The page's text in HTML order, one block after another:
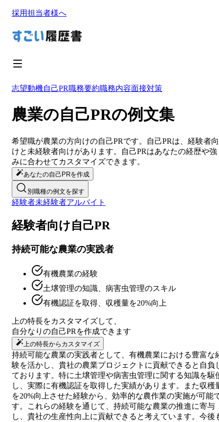
採用担当者様へ
志望動機自己PR職務要約職務内容面接対策
農業の自己PRの例文集
希望職が農業の方向けの自己PRです。 自己PRは、経験者向
けと未経験者向けがあります。
自己PRはあなたの経歴や強
みに合わせてカスタマイズできます。
あなたの自己PRを作成
別職種の例文を探す
経験者未経験者アルバイト
経験者向け自己PR
持続可能な農業の実践者
有機農業の経験
土壌管理の知識、病害虫管理のスキル
有機認証を取得、収穫量を20%向上
上の特長をカスタマイズして、
自分なりの自己PR を作成できます
上の特長からカスタマイズ
持続可能な農業の実践者として、有機農業における豊富な
験を活かし、貴社の農業プロジェクトに貢献できると自負
ております。特に土壌管理や病害虫管理に関する知識を駆
し、実際に有機認証を取得した実績があります。また収穫
を20%向上させた経験から、効率的な農作業の実施が可能
す。これらの経験を通じて、持続可能な農業の推進に寄与
し、貴社の生産性向上に貢献できると考えています。今後